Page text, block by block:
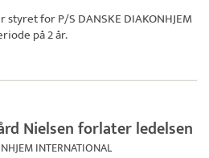
styret forP/S DANSKE DIAKONHJEM
på 2 år.
Nielsen forlater ledelsen
INTERNATIONAL